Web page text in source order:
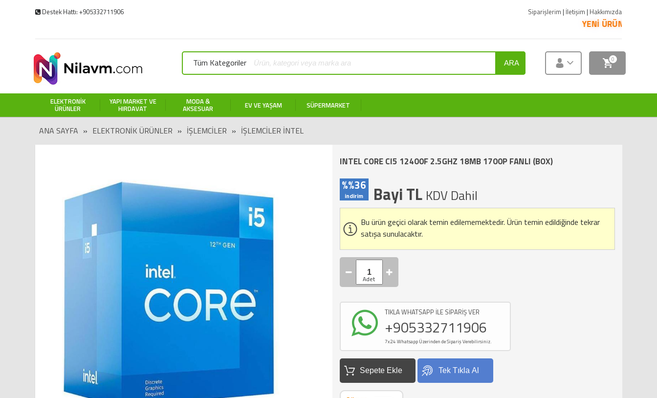
Destek Hattı: +905332711906 Siparişlerim | İletişim | Hakkımızda
YENİ ÜRÜNLER SATIŞA
Tüm Kategoriler ARA 0
ELEKTRONIK
ÜRÜNLER
YAPI MARKET VE
HIRDAVAT
MODA &
AKSESUAR EV VE YAŞAM SÜPERMARKET
ANA SAYFA » ELEKTRONIK ÜRÜNLER » İŞLEMCILER » İŞLEMCILER İNTEL
INTEL CORE CI5 12400F 2.5GHZ 18MB 1700P FANLI (BOX)
%%36
indirim Bayi TL KDV Dahil
Bu ürün geçici olarak temin edilememektedir. Ürün temin edildiğinde tekrar
satışa sunulacaktır.
TIKLA WHATSAPP İLE SİPARİŞ VER
+905332711906
7x24 Whatsapp Üzerinden de Sipariş Verebilirsiniz.
Sepete Ekle Tek Tıkla Al